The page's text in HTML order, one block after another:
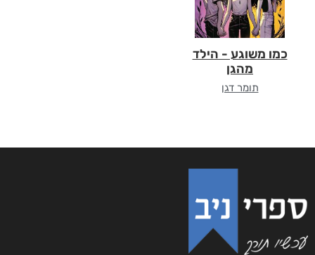
כמו משוגע - הילד
מהגן
תומר דגן